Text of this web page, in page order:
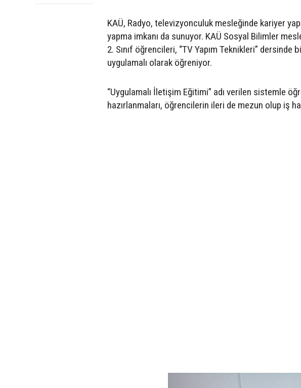
KAÜ, Radyo, televizyonculuk mesleğinde kariyer
yapma imkanı da sunuyor. KAÜ Sosyal Bilimler
2. Sınıf öğrencileri, “TV Yapım Teknikleri” dersinde
uygulamalı olarak öğreniyor.
“Uygulamalı İletişim Eğitimi” adı verilen sistemle
hazırlanmaları, öğrencilerin ileri de mezun olup iş